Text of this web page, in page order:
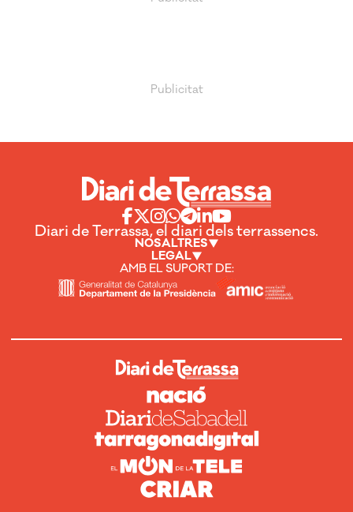
Diari de Terrassa, el diari dels terrassencs.
NOSALTRES
LEGAL
AMB EL SUPORT DE: